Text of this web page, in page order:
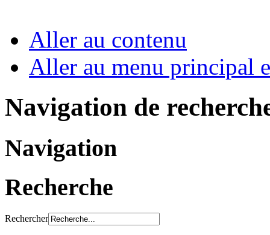
Aller au contenu
Aller au menu principal
Navigation de
Navigation
Recherche
Rechercher